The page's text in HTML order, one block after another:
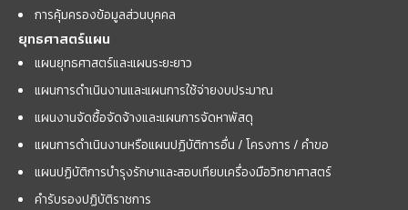
การคุ้มครองข้อมูลส่วนบุคคล
ยุทธศาสตร์แผน
แผนยุทธศาสตร์และแผนระยะยาว
แผนการดำเนินงานและแผนการใช้จ่ายงบประมาณ
แผนงานจัดซื้อจัดจ้างและแผนการจัดหาพัสดุ
แผนการดำเนินงานหรือแผนปฏิบัติการอื่น / โครงการ / คำขอ
แผนปฏิบัติการบำรุงรักษาและสอบเทียบเครื่องมือวิทยาศาสตร์
คำรับรองปฏิบัติราชการ